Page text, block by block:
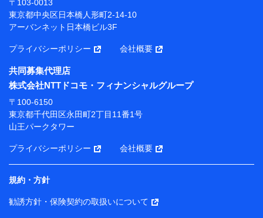
プが提供する保険関連サービスにおけるユーザー登録受
付および管理のため
当社または株式会社NTTドコモ・フィナンシャルグルー
携会社の保険その他に関する情報を提供するため、また
維持管理等の委託業務遂行のため、またそれらに付帯、
関連する当社または株式会社NTTドコモ・フィナンシャ
ルグループおよび提携会社のサービスを案内、提供する
ため
（各サービスで取得したサービス利用履歴、ウェブサイ
トの閲覧履歴、購買履歴、ご契約内容等のパーソナルデ
ータを分析して、お客さまの趣味・嗜好・傾向に応じた
サービス・商品等に関するご提案や広告の配信等を行う
ことがあります。）
各種セミナーの開催のため
コンサルティングサービスの実施のため
アンケートやキャンペーン等の実施のため
上記に係る案内・手続き・管理等付帯業務を行うため
〒103-0013
東京都中央区日本橋人形町2-14-10
アーバンネット日本橋ビル3F
プライバシーポリシー 会社概要
共同募集代理店
株式会社NTTドコモ・フィナンシャルグループ
〒100-6150
東京都千代田区永田町2丁目11番1号
山王パークタワー
プライバシーポリシー 会社概要
規約・方針
勧誘方針・保険契約の取扱いについて